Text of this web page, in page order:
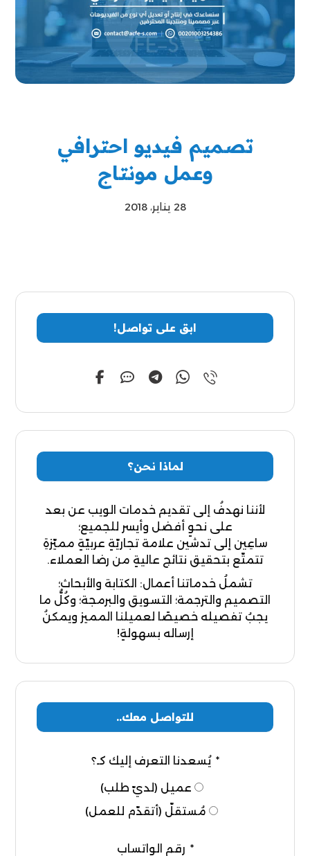
تصميم فيديو احترافي
وعمل مونتاج
28 يناير، 2018
ابق على تواصل!
لماذا نحن؟
لأننا نهدفُ إلى تقديم خدمات الويب عن بعد
على نحوٍ أفضل وأيسر للجميع؛
ساعِين إلى تدشين علامة تجاريّةٍ عربيّةٍ مميّزةِ
تتمتّع بتحقيق نتائج عاليةٍ من رضا العملاء.
تشملُ خدماتنا أعمال: الكتابة والأبحاث؛
التصميم والترجمة؛ التسويق والبرمجة؛ وكُلُّ ما
يجبُ تفصيله خصيصًا لعميلنا المميز ويمكنُ
إرساله بسهولةٍ!
للتواصل معك..
يُسعدنا التعرف إليك كـ؟
عميل (لديّ طلب)
مُستقلّ (أتقدّم للعمل)
رقم الواتساب